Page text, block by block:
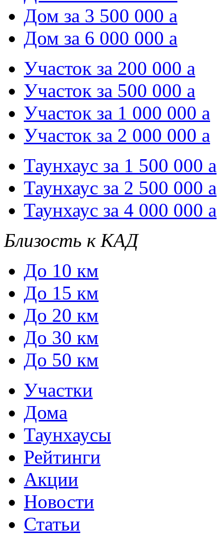
Дом за 3 500 000 a
Дом за 6 000 000 a
Участок за 200 000 a
Участок за 500 000 a
Участок за 1 000 000 a
Участок за 2 000 000 a
Таунхаус за 1 500 000 a
Таунхаус за 2 500 000 a
Таунхаус за 4 000 000 a
Близость к КАД
До 10 км
До 15 км
До 20 км
До 30 км
До 50 км
Участки
Дома
Таунхаусы
Рейтинги
Акции
Новости
Статьи